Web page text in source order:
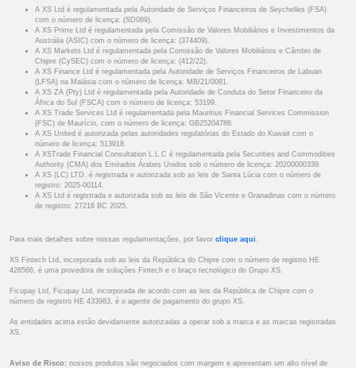
A XS Ltd é regulamentada pela Autoridade de Serviços Financeiros de Seychelles (FSA)
com o número de licença: (SD089).
A XS Prime Ltd é regulamentada pela Comissão de Valores Mobiliários e Investimentos da
Austrália (ASIC) com o número de licença: (374409).
A XS Markets Ltd é regulamentada pela Comissão de Valores Mobiliários e Câmbio de
Chipre (CySEC) com o número de licença: (412/22).
A XS Finance Ltd é regulamentada pela Autoridade de Serviços Financeiros de Labuan
(LFSA) na Malásia com o número de licença: MB/21/0081.
A XS ZA (Pty) Ltd é regulamentada pela Autoridade de Conduta do Setor Financeiro da
África do Sul (FSCA) com o número de licença: 53199.
A XS Trade Services Ltd é regulamentada pela Mauritius Financial Services Commission
(FSC) de Maurício, com o número de licença: GB25204786.
A XS United é autorizada pelas autoridades regulatórias do Estado do Kuwait com o
número de licença: 513918.
A XSTrade Financial Consultation L.L.C é regulamentada pela Securities and Commodities
Authority (CMA) dos Emirados Árabes Unidos sob o número de licença: 20200000339.
A XS (LC) LTD. é registrada e autorizada sob as leis de Santa Lúcia com o número de
registro: 2025-00114.
A XS Ltd é registrada e autorizada sob as leis de São Vicente e Granadinas com o número
de registro: 27216 BC 2025.
Para mais detalhes sobre nossas regulamentações, por favor clique aqui .
XS Fintech Ltd, incorporada sob as leis da República do Chipre com o número de registro HE
426566, é uma provedora de soluções Fintech e o braço tecnológico do Grupo XS.
Ficupay Ltd, Ficupay Ltd, incorporada de acordo com as leis da República de Chipre com o
número de registro HE 433983, é o agente de pagamento do grupo XS.
As entidades acima estão devidamente autorizadas a operar sob a marca e as marcas registradas
XS.
Aviso de Risco: nossos produtos são negociados com margem e apresentam um alto nível de